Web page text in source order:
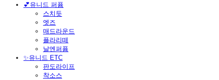
💕유니드 퍼퓸
스치듯
엣즈
매드라운드
플라리떼
날엔퍼퓸
​✨유니드 ETC
판도라이프
착소스